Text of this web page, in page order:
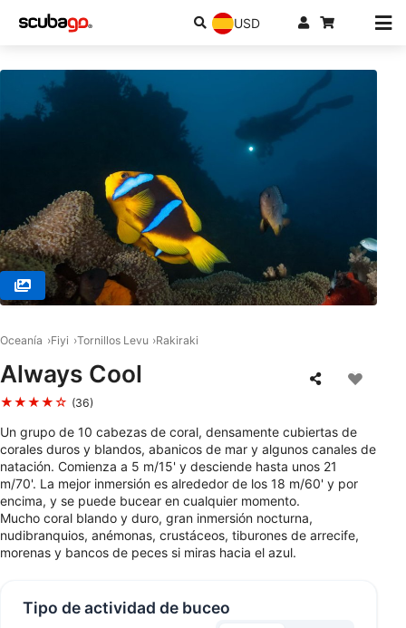
USD
Oceanía Fiyi Tornillos Levu Rakiraki
Always Cool
★★★★☆ (36)
Un grupo de 10 cabezas de coral, densamente cubiertas de
corales duros y blandos, abanicos de mar y algunos canales de
natación. Comienza a 5 m/15' y desciende hasta unos 21
m/70'. La mejor inmersión es alrededor de los 18 m/60' y por
encima, y se puede bucear en cualquier momento.
Mucho coral blando y duro, gran inmersión nocturna,
nudibranquios, anémonas, crustáceos, tiburones de arrecife,
morenas y bancos de peces si miras hacia el azul.
Tipo de actividad de buceo